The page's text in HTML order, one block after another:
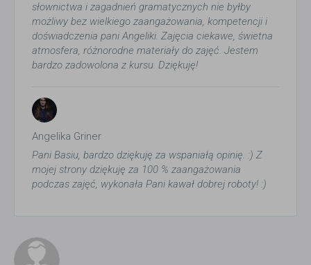
słownictwa i zagadnień gramatycznych nie byłby
możliwy bez wielkiego zaangażowania, kompetencji i
doświadczenia pani Angeliki. Zajęcia ciekawe, świetna
atmosfera, różnorodne materiały do zajęć. Jestem
bardzo zadowolona z kursu. Dziękuję!
Angelika Griner
Pani Basiu, bardzo dziękuję za wspaniałą opinię. :) Z
mojej strony dziękuję za 100 % zaangażowania
podczas zajęć, wykonała Pani kawał dobrej roboty! :)